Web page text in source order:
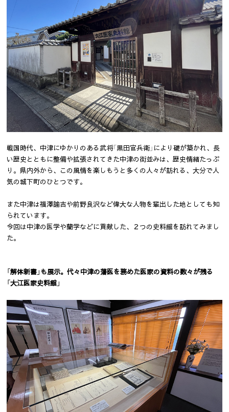
戦国時代、中津にゆかりのある武将「黒田官兵衛」により礎が築かれ、長
い歴史とともに整備や拡張されてきた中津の街並みは、歴史情緒たっぷ
り。県内外から、この風情を楽しもうと多くの人々が訪れる、大分で人
気の城下町のひとつです。
また中津は福澤諭吉や前野良沢など偉大な人物を輩出した地としても知
られています。
今回は中津の医学や蘭学などに貢献した、２つの史料館を訪れてみまし
た。
「解体新書」も展示。代々中津の藩医を務めた医家の資料の数々が残る
「大江医家史料館」